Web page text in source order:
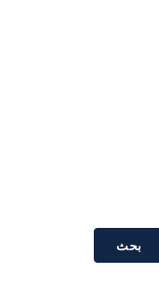
بحث